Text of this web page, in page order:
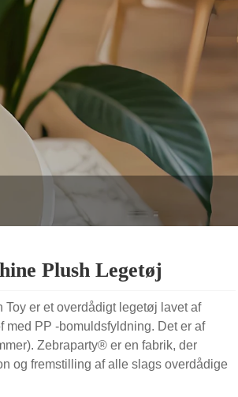
Plush Legetøj
er et overdådigt legetøj lavet af
med PP -bomuldsfyldning. Det er af
Zebraparty® er en fabrik, der
og fremstilling af alle slags overdådige